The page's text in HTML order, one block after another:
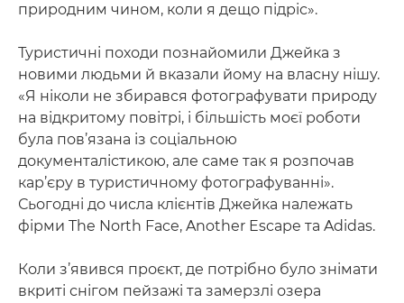
природним чином, коли я дещо підріс».
Туристичні походи познайомили Джейка з
новими людьми й вказали йому на власну нішу.
«Я ніколи не збирався фотографувати природу
на відкритому повітрі, і більшість моєї роботи
була пов’язана із соціальною
документалістикою, але саме так я розпочав
кар’єру в туристичному фотографуванні».
Сьогодні до числа клієнтів Джейка належать
фірми The North Face, Another Escape та Adidas.
Коли з’явився проєкт, де потрібно було знімати
вкриті снігом пейзажі та замерзлі озера